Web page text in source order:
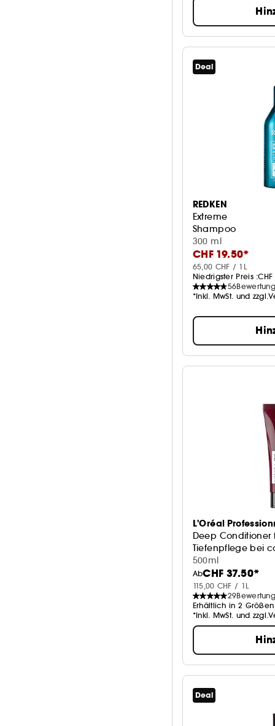
Deal
REDKEN
Extreme
Shampoo
300 ml
CHF 19.50*
65,00 CHF / 1L
Niedrigster Preis :CHF
56
*Inkl. MwSt. und
L'Oréal
Deep Conditioner
Tiefenpflege bei
Conditioner
500ml
AbCHF 37.50*
115,00 CHF / 1L
29
Erhältlich in 2 Größen
*Inkl. MwSt. und
Deal